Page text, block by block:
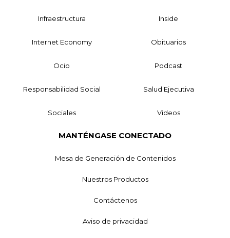
Infraestructura Inside
Internet Economy Obituarios
Ocio Podcast
Responsabilidad Social Salud Ejecutiva
Sociales Videos
MANTÉNGASE CONECTADO
Mesa de Generación de Contenidos
Nuestros Productos
Contáctenos
Aviso de privacidad